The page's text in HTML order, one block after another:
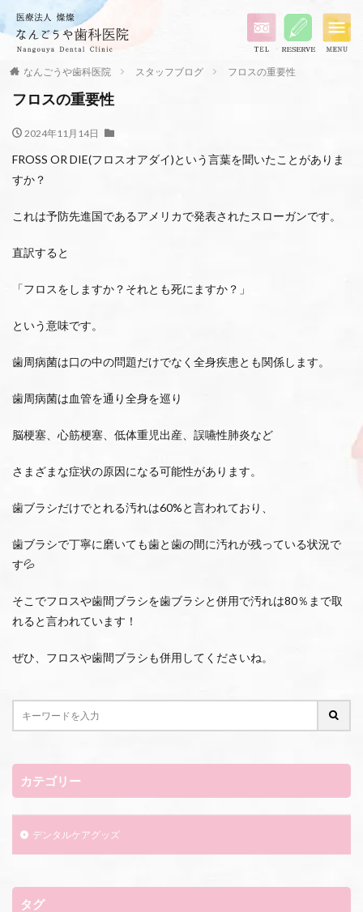
なんごうや歯科医院 スタッフブログ フロスの重要性
フロスの重要性
2024年11月14日
FROSS OR DIE(フロスオアダイ)という言葉を聞いたことがありま
すか？
これは予防先進国であるアメリカで発表されたスローガンです。
直訳すると
「フロスをしますか？それとも死にますか？」
という意味です。
歯周病菌は口の中の問題だけでなく全身疾患とも関係します。
歯周病菌は血管を通り全身を巡り
脳梗塞、心筋梗塞、低体重児出産、誤嚥性肺炎など
さまざまな症状の原因になる可能性があります。
歯ブラシだけでとれる汚れは60%と言われており、
歯ブラシで丁寧に磨いても歯と歯の間に汚れが残っている状況で
す💦
そこでフロスや歯間ブラシを歯ブラシと併用で汚れは80％まで取
れると言われています！
ぜひ、フロスや歯間ブラシも併用してくださいね。
カテゴリー
デンタルケアグッズ
タグ